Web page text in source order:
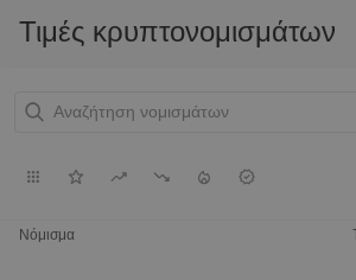
Τιμές κρυπτονομισμάτων
Νόμισμα